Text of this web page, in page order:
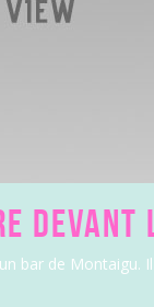
bar de Montaigu.